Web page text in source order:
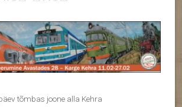
tõmbas joone alla Kehra